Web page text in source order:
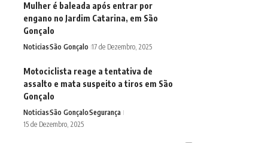
Mulher é baleada após entrar por
engano no Jardim Catarina, em São
Gonçalo
NoticiasSão Gonçalo 17 de Dezembro, 2025
Motociclista reage a tentativa de
assalto e mata suspeito a tiros em São
Gonçalo
NoticiasSão GonçaloSegurança
15 de Dezembro, 2025